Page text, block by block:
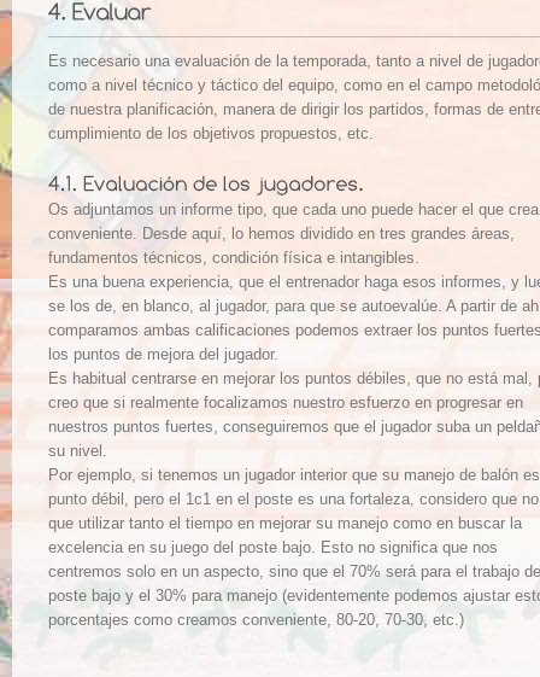
Es necesario una evaluación de la temporada, tanto a nivel de
como a nivel técnico y táctico del equipo, como en el campo
de nuestra planificación, manera de dirigir los partidos, formas de
cumplimiento de los objetivos propuestos, etc.
Os adjuntamos un informe tipo, que cada uno puede hacer el que crea
conveniente. Desde aquí, lo hemos dividido en tres grandes áreas,
fundamentos técnicos, condición física e intangibles.
Es una buena experiencia, que el entrenador haga esos informes, y
se los de, en blanco, al jugador, para que se autoevalúe. A partir de
comparamos ambas calificaciones podemos extraer los puntos
los puntos de mejora del jugador.
Es habitual centrarse en mejorar los puntos débiles, que no está mal,
creo que si realmente focalizamos nuestro esfuerzo en progresar en
nuestros puntos fuertes, conseguiremos que el jugador suba un
su nivel.
Por ejemplo, si tenemos un jugador interior que su manejo de balón
punto débil, pero el 1c1 en el poste es una fortaleza, considero que
que utilizar tanto el tiempo en mejorar su manejo como en buscar la
excelencia en su juego del poste bajo. Esto no significa que nos
centremos solo en un aspecto, sino que el 70% será para el trabajo de
poste bajo y el 30% para manejo (evidentemente podemos ajustar
porcentajes como creamos conveniente, 80-20, 70-30, etc.)